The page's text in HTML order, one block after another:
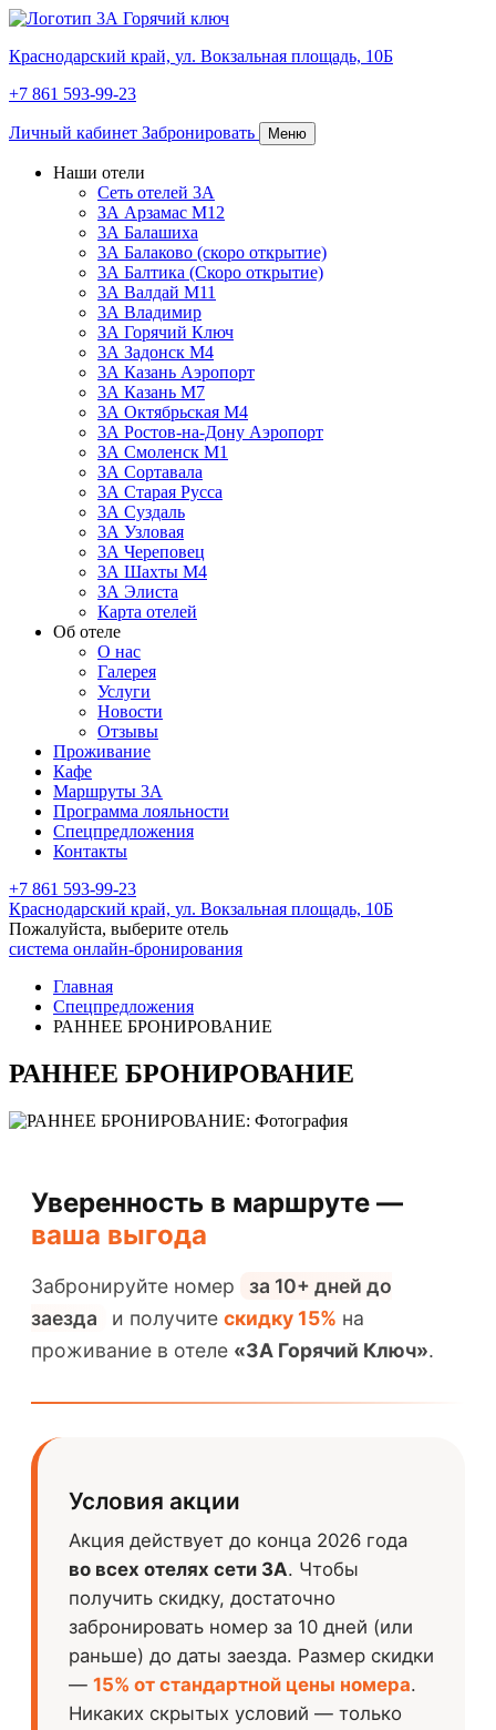
Краснодарский край, ул. Вокзальная площадь, 10Б
+7 861 593-99-23
Личный кабинет Забронировать Меню
Наши отели
Сеть отелей 3А
ЗА Арзамас М12
3А Балашиха
3А Балаково (скоро открытие)
3А Балтика (Скоро открытие)
3А Валдай М11
3А Владимир
ЗА Горячий Ключ
3А Задонск М4
3А Казань Аэропорт
3А Казань M7
3А Октябрьская М4
3А Ростов-на-Дону Аэропорт
ЗА Смоленск М1
ЗА Сортавала
3А Старая Русса
3А Суздаль
3А Узловая
3А Череповец
3А Шахты М4
ЗА Элиста
Карта отелей
Об отеле
О нас
Галерея
Услуги
Новости
Отзывы
Проживание
Кафе
Маршруты 3А
Программа лояльности
Спецпредложения
Контакты
+7 861 593-99-23
Краснодарский край, ул. Вокзальная площадь, 10Б
Пожалуйста, выберите отель
система онлайн-бронирования
Главная
Спецпредложения
РАННЕЕ БРОНИРОВАНИЕ
РАННЕЕ БРОНИРОВАНИЕ
Уверенность в маршруте —
ваша выгода
Забронируйте номер
за 10+ дней до
заезда
и получите скидку 15% на
проживание в отеле «3А Горячий Ключ».
Условия акции
Акция действует до конца 2026 года
во всех отелях сети 3А. Чтобы
получить скидку, достаточно
забронировать номер за 10 дней (или
раньше) до даты заезда. Размер скидки
— 15% от стандартной цены номера.
Никаких скрытых условий — только